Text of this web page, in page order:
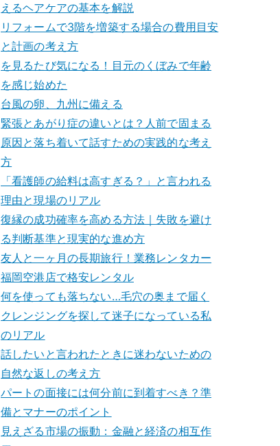
えるヘアケアの基本を解説
リフォームで3階を増築する場合の費用目安
と計画の考え方
を見るたび気になる！目元のくぼみで年齢
を感じ始めた
台風の卵、九州に備える
緊張とあがり症の違いとは？人前で固まる
原因と落ち着いて話すための実践的な考え
方
「看護師の給料は高すぎる？」と言われる
理由と現場のリアル
復縁の成功確率を高める方法｜失敗を避け
る判断基準と現実的な進め方
友人と一ヶ月の長期旅行！業務レンタカー
福岡空港店で格安レンタル
何を使っても落ちない…毛穴の奥まで届く
クレンジングを探して迷子になっている私
のリアル
話したいと言われたときに迷わないための
自然な返しの考え方
パートの面接には何分前に到着すべき？準
備とマナーのポイント
見えざる市場の振動：金融と経済の相互作